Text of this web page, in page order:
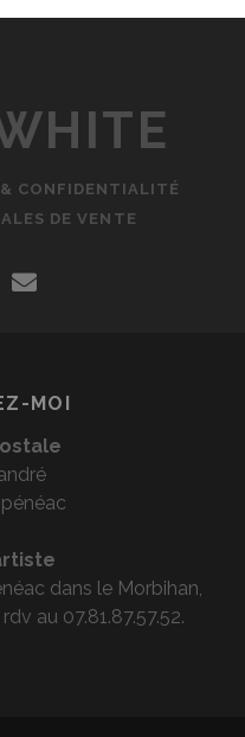
CONFIDENTIALITÉ
DE VENTE
email
MOI
dans le Morbihan,
au 07.81.87.57.52.